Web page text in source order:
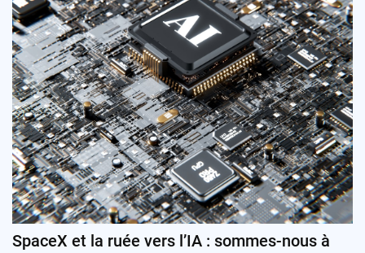
SpaceX et la ruée vers l’IA : sommes-nous à